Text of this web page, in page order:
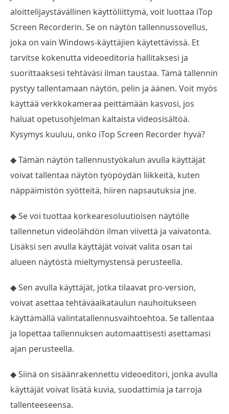
aloittelijaystävällinen käyttöliittymä, voit luottaa iTop
Screen Recorderin. Se on näytön tallennussovellus,
joka on vain Windows-käyttäjien käytettävissä. Et
tarvitse kokenutta videoeditoria hallitaksesi ja
suorittaaksesi tehtäväsi ilman taustaa. Tämä tallennin
pystyy tallentamaan näytön, pelin ja äänen. Voit myös
käyttää verkkokameraa peittämään kasvosi, jos
haluat opetusohjelman kaltaista videosisältöä.
Kysymys kuuluu, onko iTop Screen Recorder hyvä?
◆ Tämän näytön tallennustyökalun avulla käyttäjät
voivat tallentaa näytön työpöydän liikkeitä, kuten
näppäimistön syötteitä, hiiren napsautuksia jne.
◆ Se voi tuottaa korkearesoluutioisen näytölle
tallennetun videolähdön ilman viivettä ja vaivatonta.
Lisäksi sen avulla käyttäjät voivat valita osan tai
alueen näytöstä mieltymystensä perusteella.
◆ Sen avulla käyttäjät, jotka tilaavat pro-version,
voivat asettaa tehtäväaikataulun nauhoitukseen
käyttämällä valintatallennusvaihtoehtoa. Se tallentaa
ja lopettaa tallennuksen automaattisesti asettamasi
ajan perusteella.
◆ Siinä on sisäänrakennettu videoeditori, jonka avulla
käyttäjät voivat lisätä kuvia, suodattimia ja tarroja
tallenteeseensa.